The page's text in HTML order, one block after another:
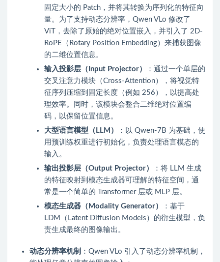
固定大小的 Patch，并将其转换为序列化的特征向
量。为了支持动态分辨率，Qwen VLo 修改了
ViT，去除了原始的绝对位置嵌入，并引入了 2D-
RoPE（Rotary Position Embedding）来捕获图像
的二维位置信息。
输入投影层（Input Projector）
：通过一个单层的
交叉注意力模块（Cross-Attention），将视觉特
征序列压缩到固定长度（例如 256），以提高处
理效率。同时，该模块会整合二维绝对位置编
码，以保留位置信息。
大型语言模型（LLM）
：以 Qwen-7B 为基础，使
用预训练权重进行初始化，负责处理语言模态的
输入。
输出投影层（Output Projector）
：将 LLM 生成
的特征映射到模态生成器可理解的特征空间，通
常是一个简单的 Transformer 层或 MLP 层。
模态生成器（Modality Generator）
：基于
LDM（Latent Diffusion Models）的衍生模型，负
责生成最终的图像输出。
动态分辨率机制 ：Qwen VLo 引入了动态分辨率机制，